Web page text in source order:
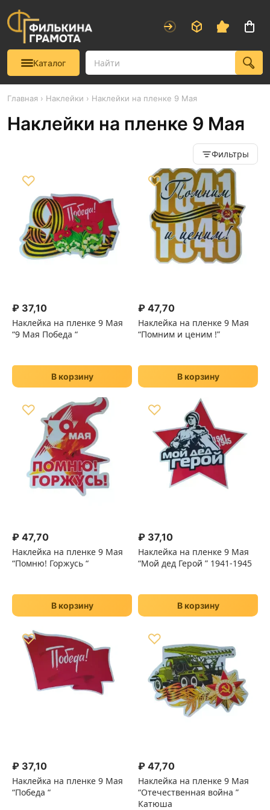
Каталог
Главная › Наклейки › Наклейки на пленке 9 Мая
Наклейки на пленке 9 Мая
Фильтры
₽ 37,10
Наклейка на пленке 9 Мая
“9 Мая Победа “
♡
В корзину
₽ 47,70
Наклейка на пленке 9 Мая
“Помним и ценим !”
♡
В корзину
₽ 47,70
Наклейка на пленке 9 Мая
“Помню! Горжусь “
♡
В корзину
₽ 37,10
Наклейка на пленке 9 Мая
“Мой дед Герой ” 1941-1945
♡
В корзину
₽ 37,10
Наклейка на пленке 9 Мая
“Победа “
♡
₽ 47,70
Наклейка на пленке 9 Мая
“Отечественная война ”
Катюша
♡